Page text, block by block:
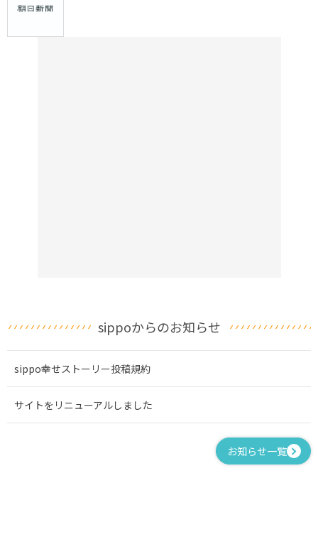
sippoからのお知らせ
sippo幸せストーリー投稿規約
サイトをリニューアルしました
お知らせ一覧